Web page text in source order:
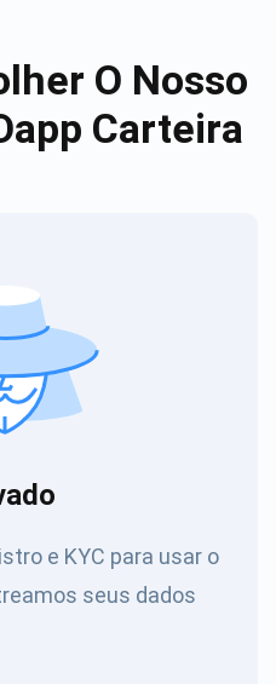
O Nosso
Carteira
e KYC para usar o
seus dados